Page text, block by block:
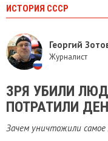
ИСТОРИЯ СССР
Георгий
Журналист
ЗРЯ УБИЛИ
ПОТРАТИЛИ
Зачем уничтожили самое